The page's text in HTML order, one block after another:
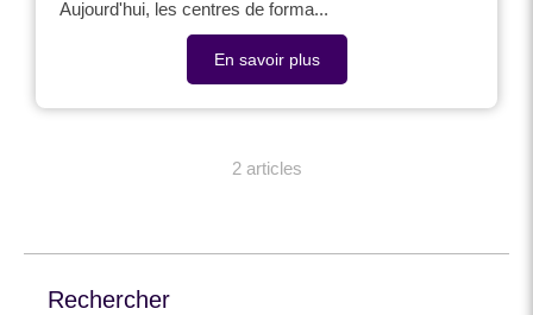
Aujourd'hui, les centres de forma...
En savoir plus
2 articles
Rechercher